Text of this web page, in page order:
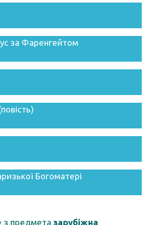
за Фаренгейтом
Богоматері
з предмета зарубіжна